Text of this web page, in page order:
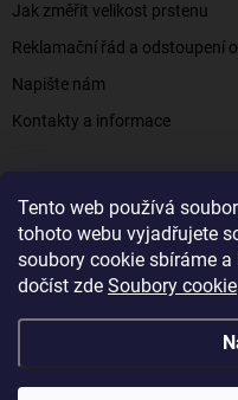
Tento web používá
tohoto webu vyjadřujete
soubory cookie sbíráme
dočíst zde Soubory cookie
Jak změřit velikost prstenu
Reklamační řád a odstoupení
Napište nám
Kontakty a informace
Elenys.cz - šperky,